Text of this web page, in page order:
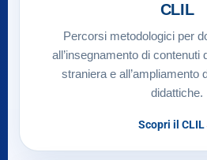
CLIL
Percorsi metodologici per
all’insegnamento di contenuti
straniera e all’ampliamento
didattiche.
Scopri il CLIL